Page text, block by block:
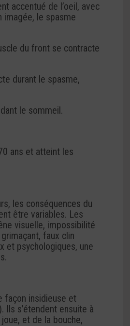
accentué de l’oeil, avec
imagée, le spasme
du front se contracte
durant le spasme,
le sommeil.
ans et atteint les
les conséquences du
être variables. Les
visuelle, impossibilité
faux clin
et psychologiques, une
façon insidieuse et
Ils s’étendent ensuite à
et de la bouche,